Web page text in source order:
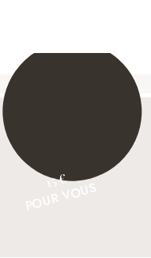
15 €